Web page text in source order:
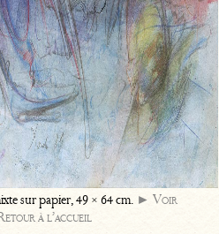
sur papier, 49 × 64 cm. ► Voir
à l’accueil